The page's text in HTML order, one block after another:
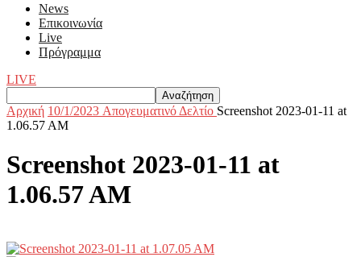
News
Επικοινωνία
Live
Πρόγραμμα
LIVE
Αρχική 10/1/2023 Aπογευματινό Δελτίο Screenshot 2023-01-11 at
1.06.57 AM
Screenshot 2023-01-11 at
1.06.57 AM